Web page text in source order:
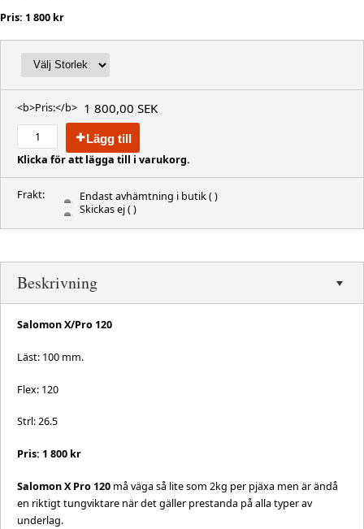
Pris: 1 800 kr
<b>Pris:</b> 1 800,00 SEK
Lägg till
Klicka för att lägga till i varukorg.
Frakt: Endast avhämtning i butik( )
Skickas ej( )
Beskrivning
Salomon X/Pro 120
Läst: 100 mm.
Flex: 120
Strl: 26.5
Pris: 1 800 kr
Salomon X Pro 120 må väga så lite som 2kg per pjäxa men är ändå
en riktigt tungviktare när det gäller prestanda på alla typer av
underlag.